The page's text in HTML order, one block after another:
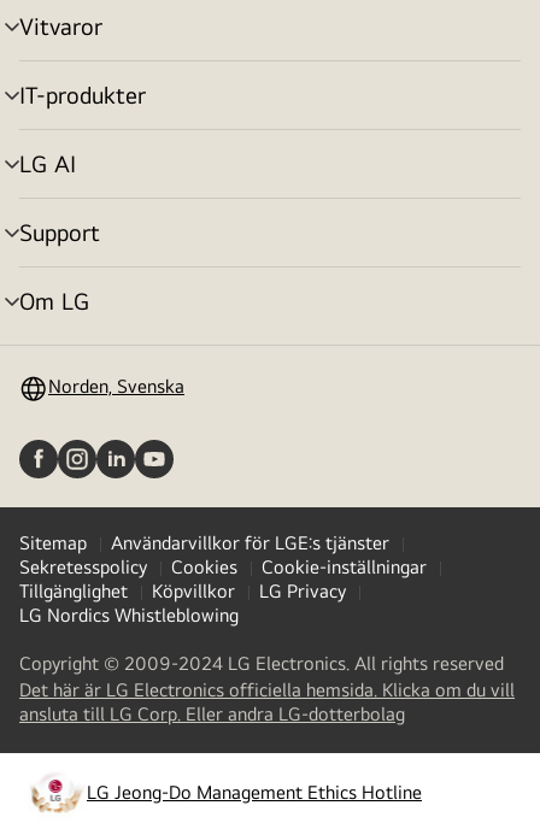
Vitvaror
menyväxling
IT-produkter
menyväxling
LG AI
menyväxling
Support
menyväxling
Om LG
menyväxling
Norden, Svenska
Sitemap
Användarvillkor för LGE:s tjänster
Sekretesspolicy
Cookies
Cookie-inställningar
Tillgänglighet
Köpvillkor
LG Privacy
LG Nordics Whistleblowing
Copyright © 2009-2024 LG Electronics. All rights reserved
Det här är LG Electronics officiella hemsida. Klicka om du vill
ansluta till LG Corp. Eller andra LG-dotterbolag(
a
new
tab
LG Jeong-Do Management Ethics Hotline
opens